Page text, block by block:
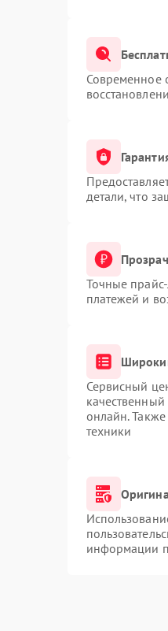
Современное
детали, что
Точные
платежей и
Сервисный
онлайн.
техники
информации